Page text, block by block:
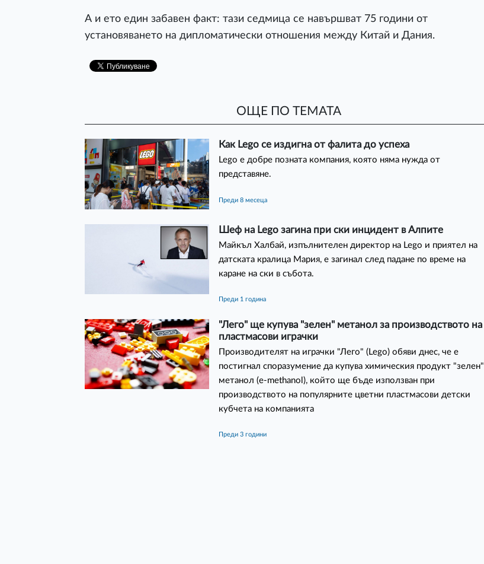
А и ето един забавен факт: тази седмица се навършват 75 години от
установяването на дипломатически отношения между Китай и Дания.
ОЩЕ ПО ТЕМАТА
Как Lego се издигна от фалита до успеха
Lego е добре позната компания, която няма нужда от
представяне.
преди 8 месеца
Шеф на Lego загина при ски инцидент в Алпите
Майкъл Халбай, изпълнителен директор на Lego и приятел на
датската кралица Мария, е загинал след падане по време на
каране на ски в събота.
преди 1 година
"Лего" ще купува "зелен" метанол за производството на
пластмасови играчки
Производителят на играчки "Лего" (Lego) обяви днес, че е
постигнал споразумение да купува химическия продукт "зелен"
метанол (e-methanol), който ще бъде използван при
производството на популярните цветни пластмасови детски
кубчета на компанията
преди 3 години